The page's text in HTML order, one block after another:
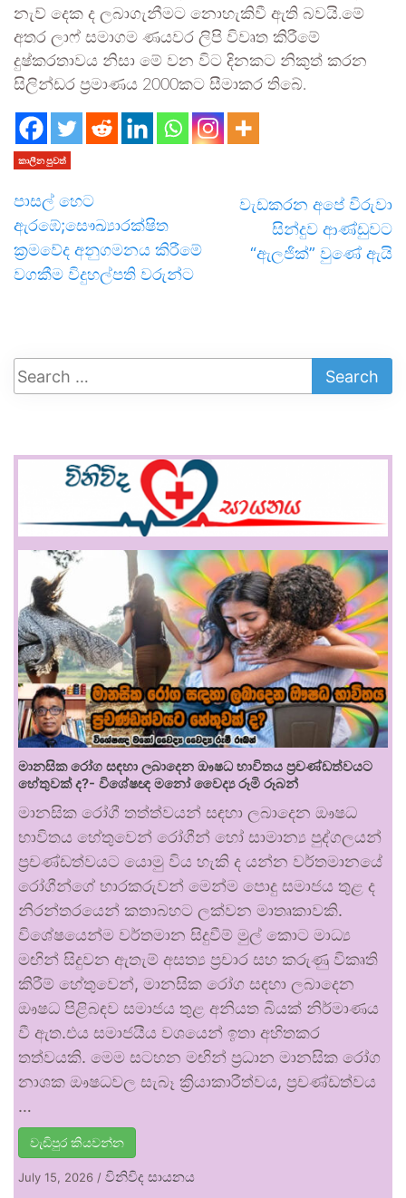
නැව් දෙක ද ලබාගැනීමට නොහැකිවී ඇති බවයි.මේ
අතර ලාෆ් සමාගම ණයවර ලිපි විවෘත කිරීමේ
දුෂ්කරතාවය නිසා මේ වන විට දිනකට නිකුත් කරන
සිලින්ඩර ප්‍රමාණය 2000කට සීමාකර තිබේ.
කාලීන පුවත්
පාසල් හෙට
ඇරඹේ;සෞඛ්‍යාරක්ෂිත
ක්‍රමවේද අනුගමනය කිරීමේ
වගකීම විදුහල්පති වරුන්ට
වැඩකරන අපේ විරුවා
සින්දුව ආණ්ඩුවට
“ඇලජික්” වුණේ ඇයි
මානසික රෝග සඳහා ලබාදෙන ඖෂධ භාවිතය ප්‍රචණ්ඩත්වයට
හේතුවක් ද?- විශේෂඥ මනෝ වෛද්‍ය රූමි රූබන්
මානසික රෝගී තත්ත්වයන් සඳහා ලබාදෙන ඖෂධ
භාවිතය හේතුවෙන් රෝගීන් හෝ සාමාන්‍ය පුද්ගලයන්
ප්‍රචණ්ඩත්වයට යොමු විය හැකි ද යන්න වර්තමානයේ
රෝගීන්ගේ භාරකරුවන් මෙන්ම පොදු සමාජය තුළ ද
නිරන්තරයෙන් කතාබහට ලක්වන මාතෘකාවකි.
විශේෂයෙන්ම වර්තමාන සිදුවීම් මුල් කොට මාධ්‍ය
මඟින් සිදුවන ඇතැම් අසත්‍ය ප්‍රචාර සහ කරුණු විකෘති
කිරීම් හේතුවෙන්, මානසික රෝග සඳහා ලබාදෙන
ඖෂධ පිළිබඳව සමාජය තුළ අනියත බියක් නිර්මාණය
වී ඇත.එය සමාජයීය වශයෙන් ඉතා අහිතකර
තත්වයකි. මෙම සටහන මඟින් ප්‍රධාන මානසික රෝග
නාශක ඖෂධවල සැබෑ ක්‍රියාකාරීත්වය, ප්‍රචණ්ඩත්වය
…
වැඩිපුර කියවන්න
July 15, 2026 / විනිවිද සායනය